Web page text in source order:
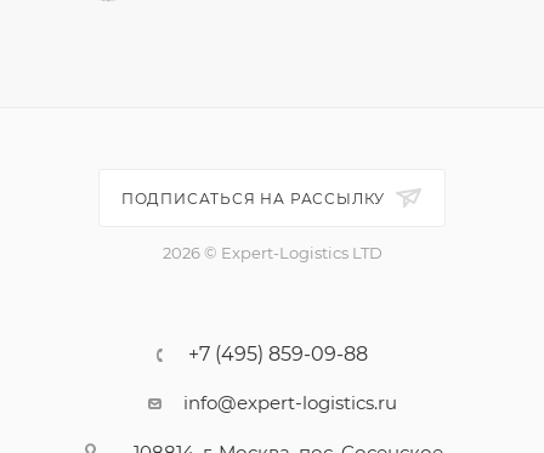
ПОДПИСАТЬСЯ НА РАССЫЛКУ
2026 © Expert-Logistics LTD
+7 (495) 859-09-88
info@expert-logistics.ru